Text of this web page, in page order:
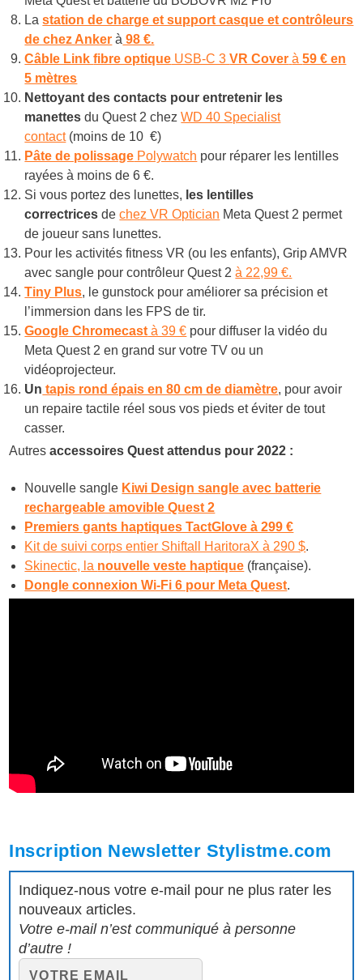
Lastation de charge et support casque et contrôleurs
de chez Anker à 98 €.
Câble Linkfibre optique USB-C 3VR Cover à59 € en
5 mètres
Nettoyant des contacts pour entretenir les
manettes du Quest 2 chezWD 40 Specialist
contact(moins de 10 €)
Pâte de polissage Polywatch pour réparer les lentilles
rayées à moins de 6 €.
Si vous portez des lunettes, les lentilles
correctrices dechez VR Optician Meta Quest 2 permet
de joueur sans lunettes.
Pour les activités fitness VR (ou les enfants), Grip AMVR
avec sangle pour contrôleur Quest 2à 22,99 €.
Tiny Plus, le gunstock pour améliorer sa précision et
l’immersion dans les FPS de tir.
Google Chromecast à 39 € pour diffuser la vidéo du
Meta Quest 2 en grand sur votre TV ou un
vidéoprojecteur.
Un tapis rond épais en 80 cm de diamètre, pour avoir
un repaire tactile réel sous vos pieds et éviter de tout
casser.
Autresaccessoires Quest attendus pour 2022 :
Nouvelle sangle Kiwi Design sangle avec batterie
rechargeable amovible Quest 2
Premiers gants haptiques TactGlove à 299 €
Kit de suivi corps entier Shiftall HaritoraX à 290 $.
Skinectic, la nouvelle veste haptique (française).
Dongle connexion Wi-Fi 6 pour Meta Quest.
Inscription Newsletter Stylistme.com
Indiquez-nous votre e-mail pour ne plus rater les
nouveaux articles.
Votre e-mail n’est communiqué à personne
d’autre !